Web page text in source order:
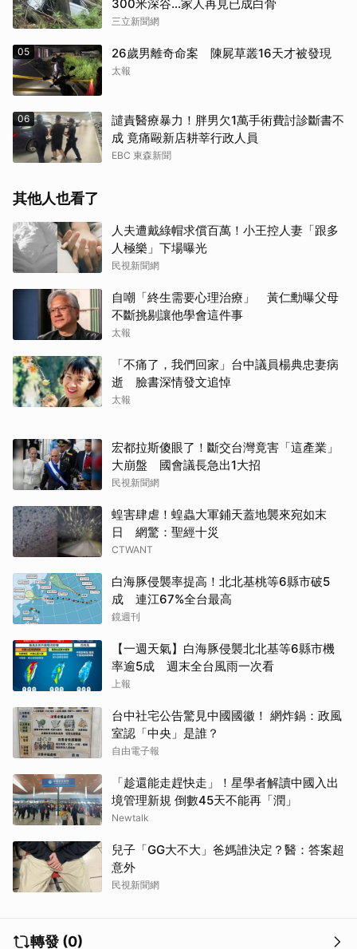
300米深谷…家人再見已成白骨
三立新聞網
05 26歲男離奇命案 陳屍草叢16天才被發現
太報
06
譴責醫療暴力！胖男欠1萬手術費討診斷書不
成 竟痛毆新店耕莘行政人員
EBC 東森新聞
其他人也看了
人夫遭戴綠帽求償百萬！小王控人妻「跟多
人極樂」下場曝光
民視新聞網
自嘲「終生需要心理治療」 黃仁勳曝父母
不斷挑剔讓他學會這件事
太報
「不痛了，我們回家」台中議員楊典忠妻病
逝 臉書深情發文追悼
太報
宏都拉斯傻眼了！斷交台灣竟害「這產業」
大崩盤 國會議長急出1大招
民視新聞網
蝗害肆虐！蝗蟲大軍鋪天蓋地襲來宛如末
日 網驚：聖經十災
CTWANT
白海豚侵襲率提高！北北基桃等6縣市破5
成 連江67%全台最高
鏡週刊
【一週天氣】白海豚侵襲北北基等6縣市機
率逾5成 週末全台風雨一次看
上報
台中社宅公告驚見中國國徽！ 網炸鍋：政風
室認「中央」是誰？
自由電子報
「趁還能走趕快走」！星學者解讀中國入出
境管理新規 倒數45天不能再「潤」
Newtalk
兒子「GG大不大」爸媽誰決定？醫：答案超
意外
民視新聞網
轉發 (0)